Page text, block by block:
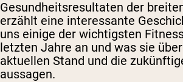
Gesundheitsresultaten der
erzählt eine interessante
uns einige der wichtigsten
letzten Jahre an und was sie
aktuellen Stand und die
aussagen.